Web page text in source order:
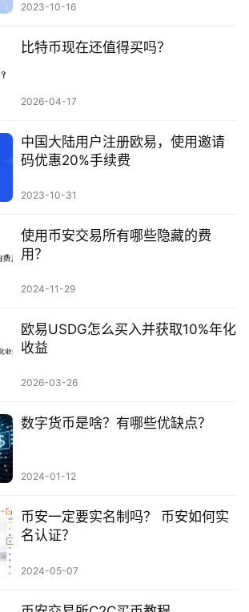
2023-10-16
比特币现在还值得买吗？
2026-04-17
中国大陆用户注册欧易，使用邀请
码优惠20%手续费
2023-10-31
使用币安交易所有哪些隐藏的费
用？
2024-11-29
欧易USDG怎么买入并获取10%年化
收益
2026-03-26
数字货币是啥？有哪些优缺点？
2024-01-12
币安一定要实名制吗？ 币安如何实
名认证？
2024-05-07